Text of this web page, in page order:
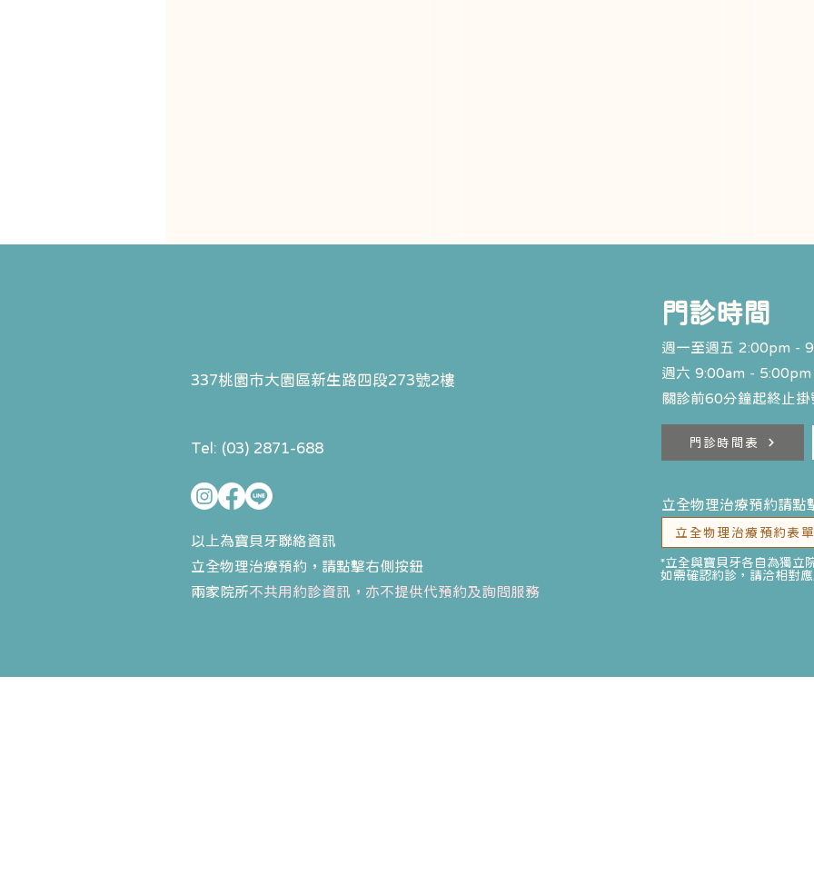
2026 休診公告
矯正過程中常見的三個問題 乳牙
337桃園市大園區新生路四段273號2樓
Tel: (03) 2871-688
以上為寶貝牙聯絡資訊
立全物理治療預約，請點擊右側按鈕
​兩家院所不共用約診資訊，亦不提供代預約及詢問服務
​門診時間
週一至週五 2:00pm -
週六 9:00am - 5:00pm
關診前60分鐘起終止掛
門診時間表
立全物理治療預約請點
立全物理治療預約表
*立全與寶貝牙各自為獨立
如需確認約診，請洽相對